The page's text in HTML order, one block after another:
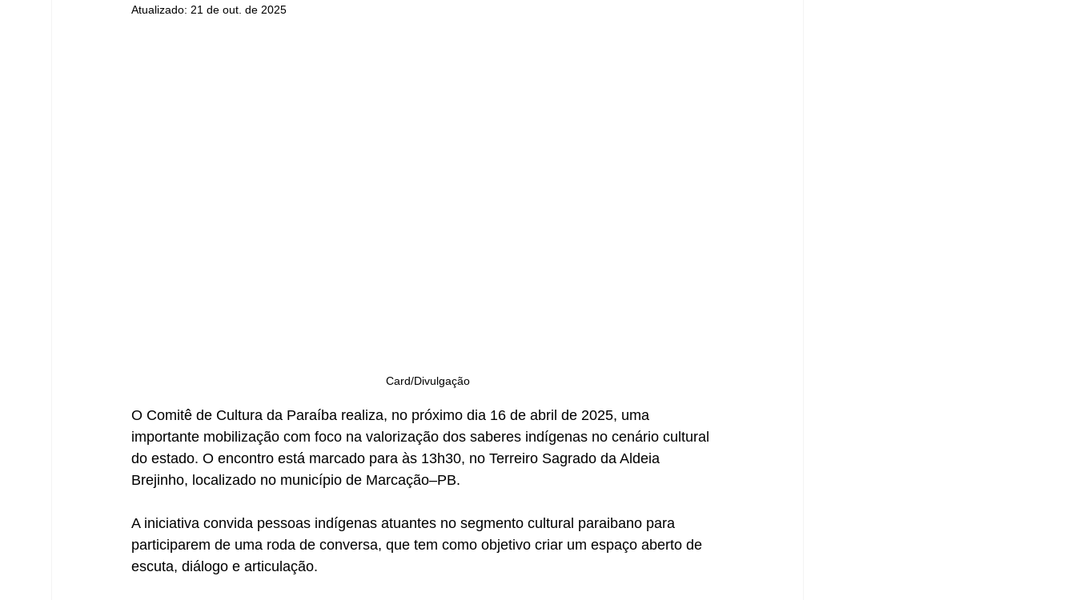
Atualizado: 21 de out. de 2025
Card/Divulgação
O Comitê de Cultura da Paraíba realiza, no próximo dia 16 de abril de 2025, uma
importante mobilização com foco na valorização dos saberes indígenas no cenário cultural
do estado. O encontro está marcado para às 13h30, no Terreiro Sagrado da Aldeia
Brejinho, localizado no município de Marcação–PB.
A iniciativa convida pessoas indígenas atuantes no segmento cultural paraibano para
participarem de uma roda de conversa, que tem como objetivo criar um espaço aberto de
escuta, diálogo e articulação.